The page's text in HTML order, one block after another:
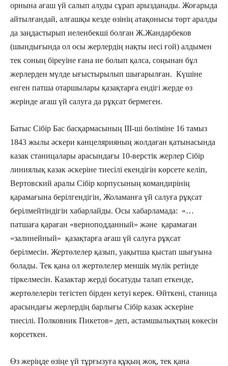
орнына ағаш үй салып алуды сұрап арызданады. Жоғарыда
айтылғандай, алғашқы кезде өзінің атақонысы төрт аралды
да заңдастырып иеленбекші болған Ж.Жандарбеков
(шындығында ол осы жерлердің нақты иесі ғой) алдымен
тек соның біреуіне ғана ие болып қалса, соңынан бұл
жерлерден мүлде ығыстырылып шығарылған. Күшіне
енген патша отаршылары қазақтарға ендігі жерде өз
жерінде ағаш үй салуға да рұқсат бермеген.
Батыс Сібір Бас басқармасының ІІІ-ші бөліміне 16 тамыз
1843 жылы әскери канцелярияның жолдаған қатынасында
казак станицалары арасындағы 10-верстік жерлер Сібір
линиялық казак әскеріне тиесілі екендігін көрсете келіп,
Вертовский аралы Сібір корпусының командирінің
қарамағына берілгендігін, Жоламанға үй салуға рұқсат
берілмейтіндігін хабарлайды. Осы хабарламада: «…
патшаға қараған «верноподданный» және қарамаған
«залинейный» қазақтарға ағаш үй салуға рұқсат
берілмесін. Жертөлелер қазып, уақытша қыстап шығуына
болады. Тек қана ол жертөлелер меншік мүлік ретінде
тіркелмесін. Казактар жерді босатуды талап еткенде,
жертөлелерін тегістеп бірден кетуі керек. Өйткені, станица
арасындағы жерлердің барлығы Сібір казак әскеріне
тиесілі. Полковник Пикетов» деп, астамшылықтың көкесін
көрсеткен.
Өз жеріңде өзіңе үй тұрғызуға құқың жоқ, тек қана